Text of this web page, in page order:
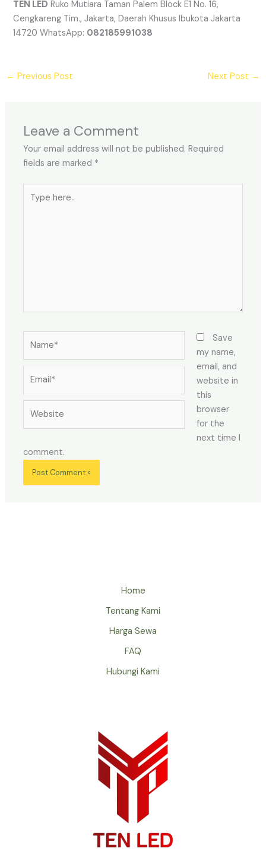
TEN LED Ruko Mutiara Taman Palem Block E1 No. 16,
Cengkareng Tim., Jakarta, Daerah Khusus Ibukota Jakarta
14720 WhatsApp: 082185991038
← Previous Post Next Post →
Leave a Comment
Your email address will not be published. Required
fields are marked *
here..
Save
my name,
email, and
website in
this
browser
for the
next time I
comment.
Home
Tentang Kami
Harga Sewa
FAQ
Hubungi Kami